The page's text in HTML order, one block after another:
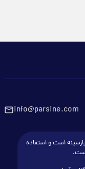
info@parsine.com
است و استفاده
است.